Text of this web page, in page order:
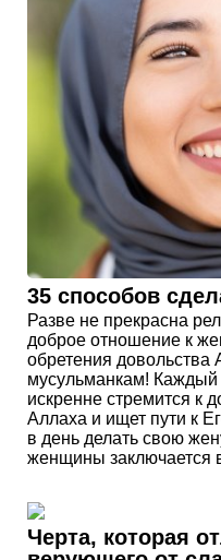
35 способов
Разве не прекрасна
доброе отношение к
обретения довольства
мусульманкам!
искренне стремится к
Аллаха и ищет пути к
в день делать свою
женщины заключается
Черта, которая